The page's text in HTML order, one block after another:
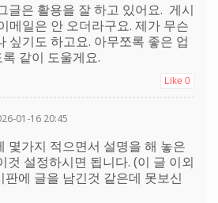
글은 활용을 잘 하고 있어요. 게시
메일은 안 오더라구요. 제가 무슨
싶기도 하고요. 아무쪼록 좋은 업
같이 도울게요.
Like 0
01-16 20:45
몇가지 적으면서 설명을 해 놓은
것 설정하시면 됩니다. (이 글 이외
판에 글을 남긴것 같은데 못보신